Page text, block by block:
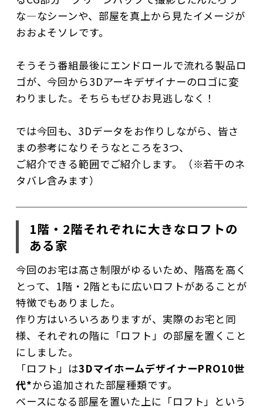
な―なシーンや、部屋を真上から見たイメージが
おおよそソレです。
そうそう番組最後にエンドロールで流れる製品ロ
ゴが、今回から3Dアーキデザイナーのロゴに変
わりました。そちらもぜひお見逃しなく！
では今回も、3Dデータをお作りしながら、皆さ
まの参考になりそうなところを3つ、
ご紹介できる範囲でご紹介します。（※若干のネ
タバレ含みます）
1階・2階それぞれに大きなロフトの
ある家
今回のお宅は高さ制限がゆるいため、階高を高く
とって、1階・2階ともに広いロフトがあることが
特徴でもありました。
作り方はいろいろありますが、実際のお宅と同
様、それぞれの階に「ロフト」の部屋を置くこと
にしました。
「ロフト」は3DマイホームデザイナーPRO10世
代*から追加された部屋種類です。
ベースになる部屋を置いた上に「ロフト」という